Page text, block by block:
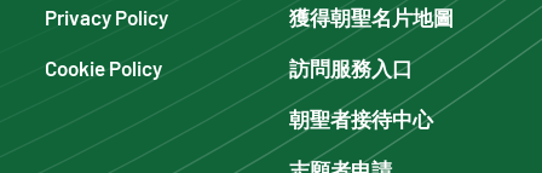
Privacy Policy
Cookie Policy
獲得朝聖名片地圖
訪問服務入口
朝聖者接待中心